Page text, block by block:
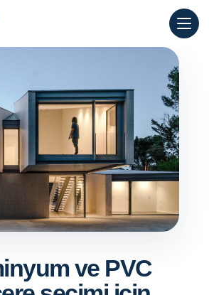
için alüminyum ve PVC pencerelerde
ve PVC